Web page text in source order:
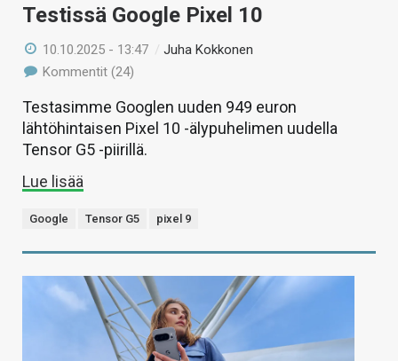
Testissä Google Pixel 10
10.10.2025 - 13:47 /Juha Kokkonen
Kommentit (24)
Testasimme Googlen uuden 949 euron
lähtöhintaisen Pixel 10 -älypuhelimen uudella
Tensor G5 -piirillä.
Lue lisää
Google Tensor G5 pixel 9